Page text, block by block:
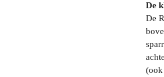
De
De
(ook